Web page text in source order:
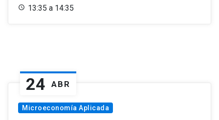
13:35 a 14:35
24 ABR
Microeconomía Aplicada